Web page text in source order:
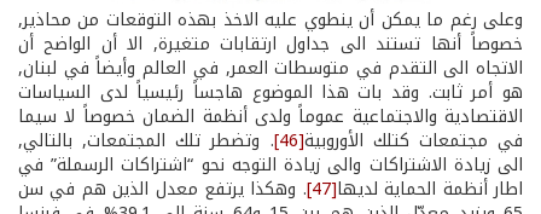
وعلى رغم ما يمكن أن ينطوي عليه الاخذ بهذه التوقعات من محاذير,
خصوصاً أنها تستند الى جداول ارتقابات متغيرة, الا أن الواضح أن
الاتجاه الى التقدم في متوسطات العمر, في العالم وأيضاً في لبنان,
هو أمر ثابت. وقد بات هذا الموضوع هاجساً رئيسياً لدى السياسات
الاقتصادية والاجتماعية عموماً ولدى أنظمة الضمان خصوصاً لا سيما
في مجتمعات كتلك الأوروبية[46] . وتضطر تلك المجتمعات, بالتالي,
الى زيادة الاشتراكات والى زيادة التوجه نحو “اشتراكات الرسملة” في
اطار أنظمة الحماية لديها[47] . وهكذا يرتفع معدل الذين هم في سن